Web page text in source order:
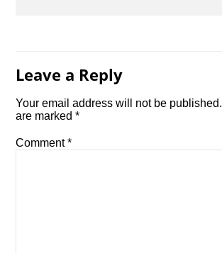
Leave a Reply
Your email address will not be published.
are marked*
Comment*